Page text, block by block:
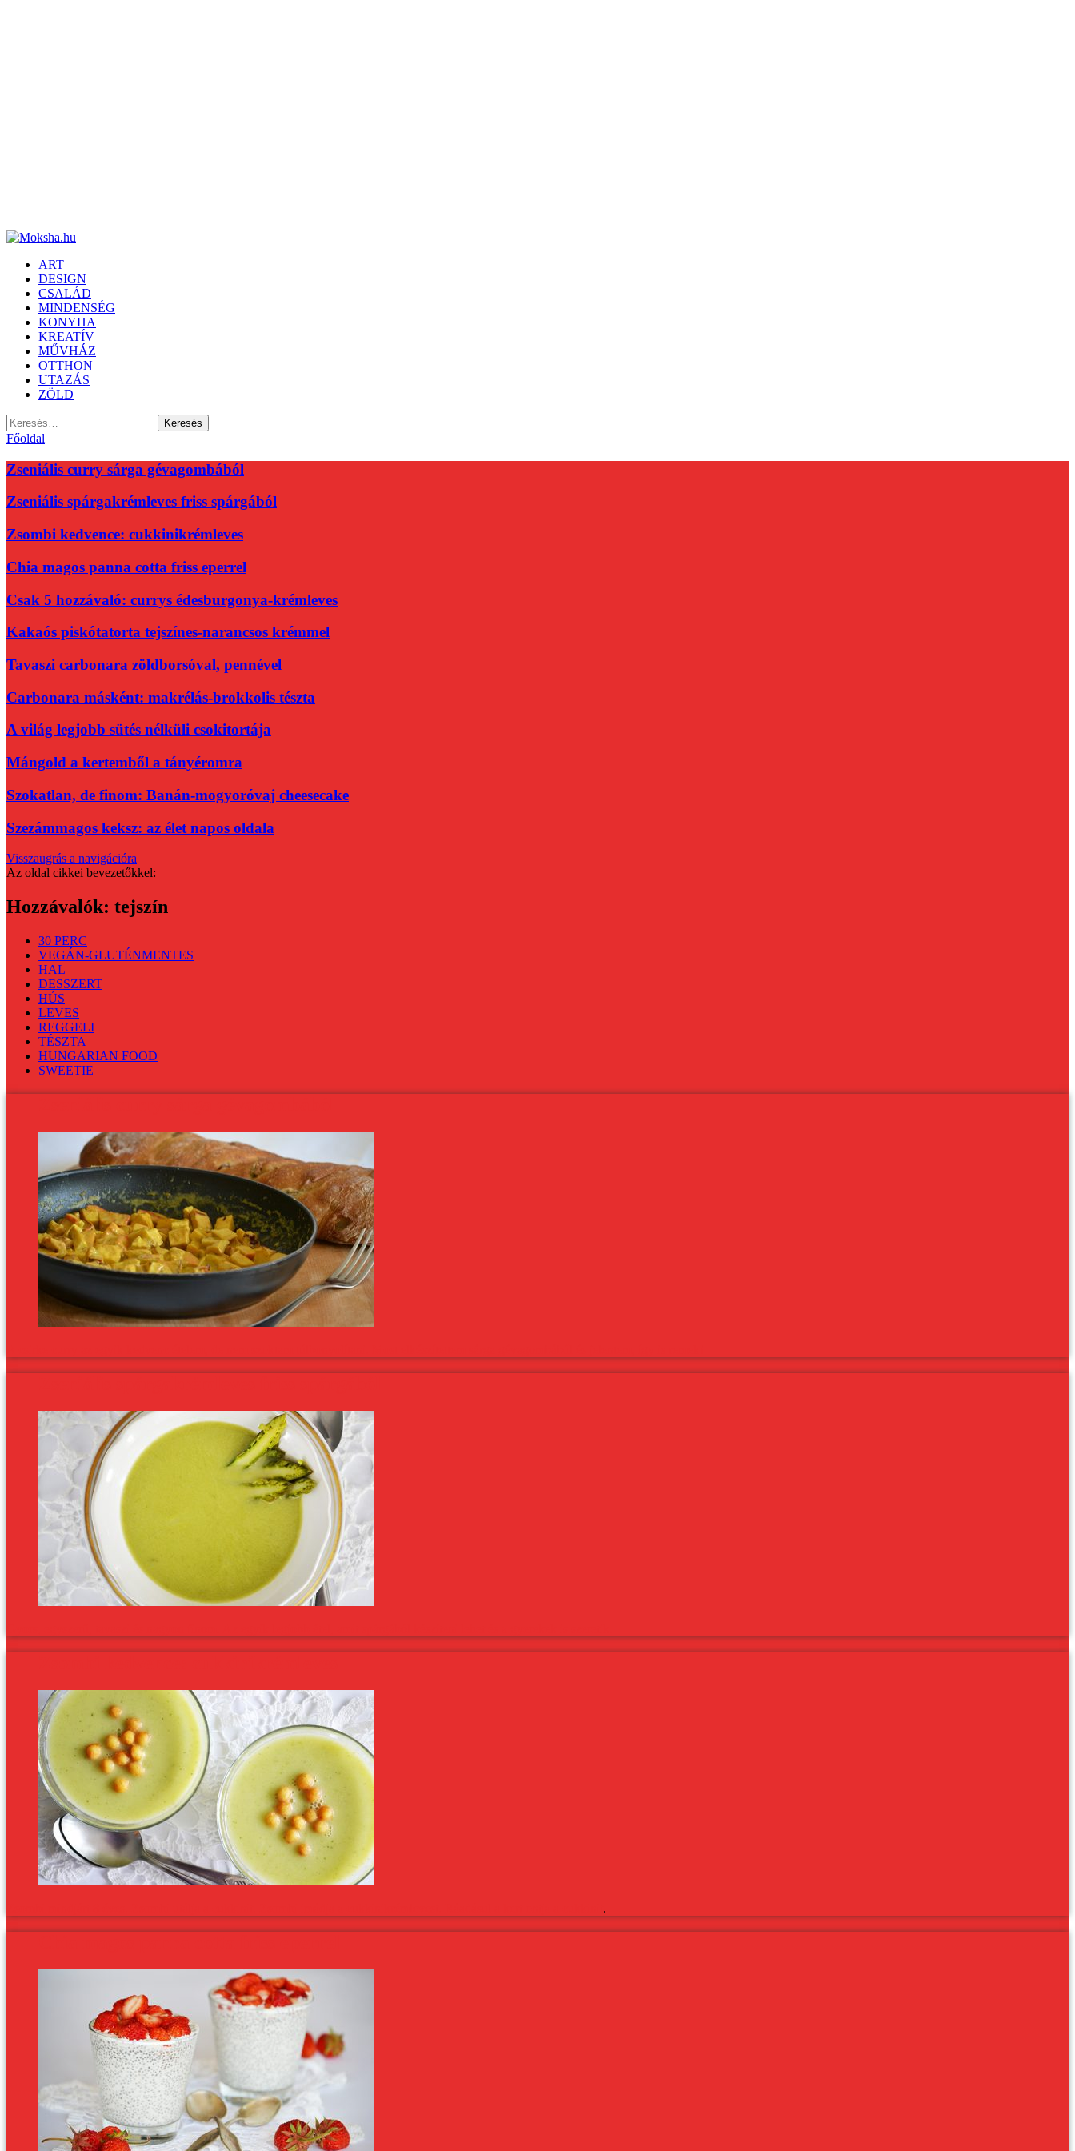
ART
DESIGN
CSALÁD
MINDENSÉG
KONYHA
KREATÍV
MŰVHÁZ
OTTHON
UTAZÁS
ZÖLD
Keresés:
Főoldal
Zseniális curry sárga gévagombából
Zseniális spárgakrémleves friss spárgából
Zsombi kedvence: cukkinikrémleves
Chia magos panna cotta friss eperrel
Csak 5 hozzávaló: currys édesburgonya-krémleves
Kakaós piskótatorta tejszínes-narancsos krémmel
Tavaszi carbonara zöldborsóval, pennével
Carbonara másként: makrélás-brokkolis tészta
A világ legjobb sütés nélküli csokitortája
Mángold a kertemből a tányéromra
Szokatlan, de finom: Banán-mogyoróvaj cheesecake
Szezámmagos keksz: az élet napos oldala
Visszaugrás a navigációra
Az oldal cikkei bevezetőkkel:
Hozzávalók: tejszín
30 PERC
VEGÁN-GLUTÉNMENTES
HAL
DESSZERT
HÚS
LEVES
REGGELI
TÉSZTA
HUNGARIAN FOOD
SWEETIE
.